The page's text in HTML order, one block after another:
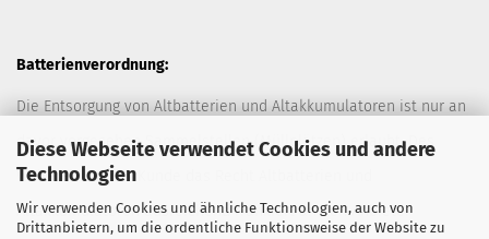
Diese Webseite verwendet Cookies und andere
Technologien
Wir verwenden Cookies und ähnliche Technologien, auch von
Drittanbietern, um die ordentliche Funktionsweise der Website zu
Batterienverordnung:
Die Entsorgung von Altbatterien und Altakkumulatoren ist nur an
davor vorgesehen Sammelstellen (Müllplätzen) erlaubt. Des
Weiteren hat der Kunde das Recht Altbatterien und
Altakkumulatoren ausreichend frankiert an den Anbieter